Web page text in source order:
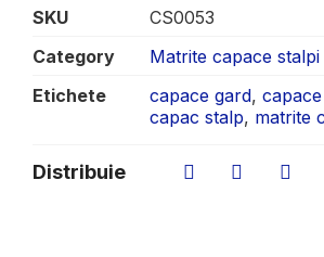
SKU
CS0053
Category
Matrite capace stalpi
Etichete
capace gard,
capac stalp, matrite
Distribuie